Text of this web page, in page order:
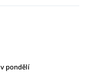
v pondělí